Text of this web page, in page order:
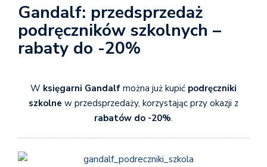
Gandalf: przedsprzedaż
podręczników szkolnych –
rabaty do -20%
W księgarni Gandalf można już kupić podręczniki
szkolne w przedsprzedaży, korzystając przy okazji z
rabatów do -20%.